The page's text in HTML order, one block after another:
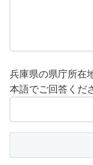
兵庫県の県庁所在
本語でご回答くだ